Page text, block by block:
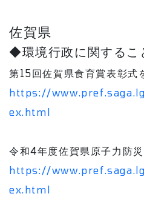
佐賀県
◆環境行政に関するこ
第15回佐賀県食育賞表彰式
https://
ex.html
令和4年度佐賀県原子力防
https://
ex.html